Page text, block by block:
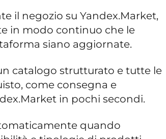
il negozio su Yandex.Market,
in modo continuo che le
siano aggiornate.
catalogo strutturato e tutte le
come consegna e
in pochi secondi.
quando